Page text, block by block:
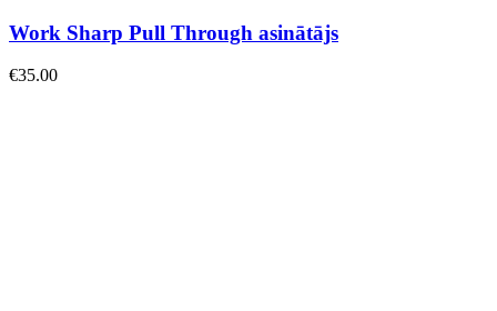
Work Sharp Pull Through asinātājs
€35.00